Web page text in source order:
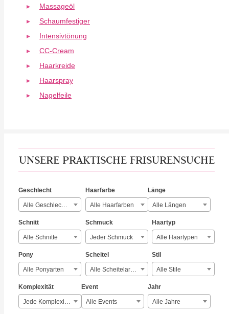
Massageöl
Schaumfestiger
Intensivtönung
CC-Cream
Haarkreide
Haarspray
Nagelfeile
UNSERE PRAKTISCHE FRISURENSUCHE
Geschlecht
Alle Geschlechter
Haarfarbe
Alle Haarfarben
Länge
Alle Längen
Schnitt
Alle Schnitte
Schmuck
Jeder Schmuck
Haartyp
Alle Haartypen
Pony
Alle Ponyarten
Scheitel
Alle Scheitelarten
Stil
Alle Stile
Komplexität
Jede Komplexität
Event
Alle Events
Jahr
Alle Jahre